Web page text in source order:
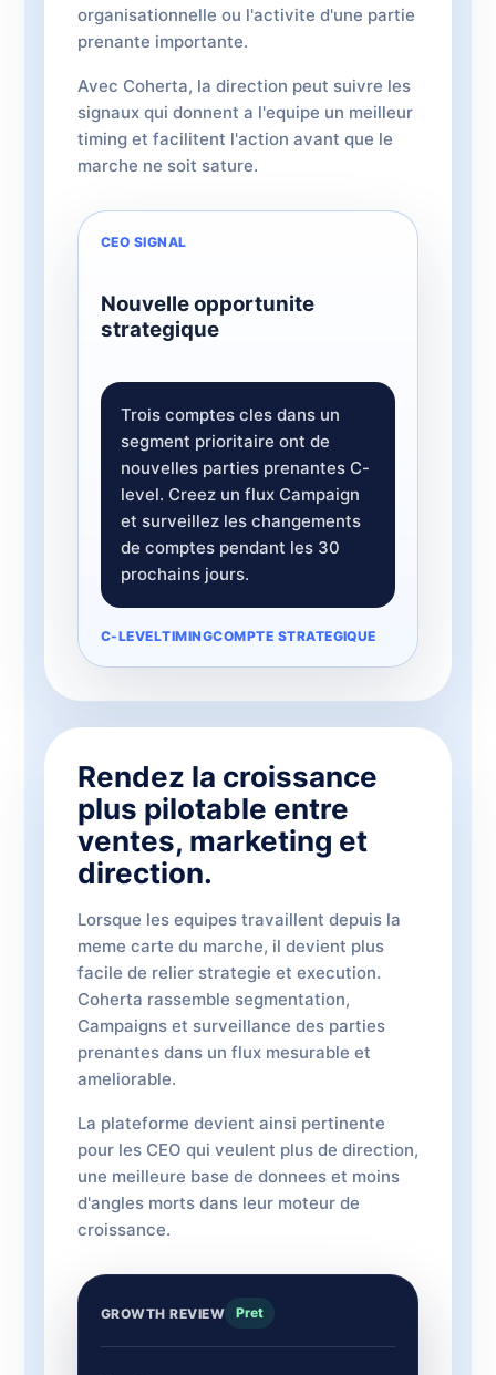
organisationnelle ou l'activite d'une partie
prenante importante.
Avec Coherta, la direction peut suivre les
signaux qui donnent a l'equipe un meilleur
timing et facilitent l'action avant que le
marche ne soit sature.
CEO SIGNAL
Nouvelle opportunite
strategique
Trois comptes cles dans un
segment prioritaire ont de
nouvelles parties prenantes C-
level. Creez un flux Campaign
et surveillez les changements
de comptes pendant les 30
prochains jours.
C-LEVELTIMINGCOMPTE STRATEGIQUE
Rendez la croissance
plus pilotable entre
ventes, marketing et
direction.
Lorsque les equipes travaillent depuis la
meme carte du marche, il devient plus
facile de relier strategie et execution.
Coherta rassemble segmentation,
Campaigns et surveillance des parties
prenantes dans un flux mesurable et
ameliorable.
La plateforme devient ainsi pertinente
pour les CEO qui veulent plus de direction,
une meilleure base de donnees et moins
d'angles morts dans leur moteur de
croissance.
GROWTH REVIEW Pret